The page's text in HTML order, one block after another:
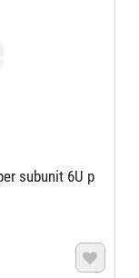
subunit 6U p
